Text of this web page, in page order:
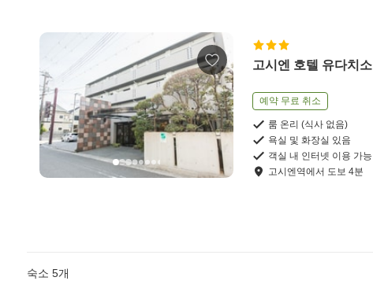
고시엔 호텔 유다치소
예약 무료 취소
룸 온리 (식사 없음)
욕실 및 화장실 있음
객실 내 인터넷 이용 가능
고시엔역에서 도보 4분
숙소 5개